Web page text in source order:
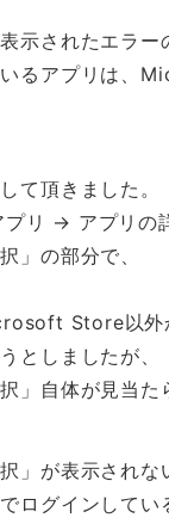
示されたエラー
いるアプリは、
て頂きました。
リ → アプリの
」の部分で、
Store以外
としましたが、
」自体が見当た
」が表示されな
ログインしてい